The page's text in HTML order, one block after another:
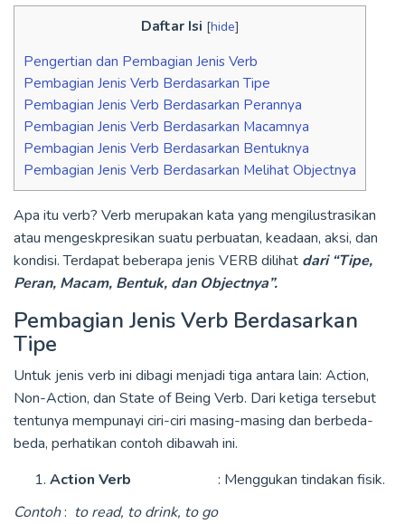
Daftar Isi [hide]
Pengertian dan Pembagian Jenis Verb
Pembagian Jenis Verb Berdasarkan Tipe
Pembagian Jenis Verb Berdasarkan Perannya
Pembagian Jenis Verb Berdasarkan Macamnya
Pembagian Jenis Verb Berdasarkan Bentuknya
Pembagian Jenis Verb Berdasarkan Melihat Objectnya
Apa itu verb? Verb merupakan kata yang mengilustrasikan
atau mengeskpresikan suatu perbuatan, keadaan, aksi, dan
kondisi. Terdapat beberapa jenis VERB dilihat dari “Tipe,
Peran, Macam, Bentuk, dan Objectnya”.
Pembagian Jenis Verb Berdasarkan
Tipe
Untuk jenis verb ini dibagi menjadi tiga antara lain: Action,
Non-Action, dan State of Being Verb. Dari ketiga tersebut
tentunya mempunayi ciri-ciri masing-masing dan berbeda-
beda, perhatikan contoh dibawah ini.
Action Verb : Menggukan tindakan fisik.
Contoh: to read, to drink, to go